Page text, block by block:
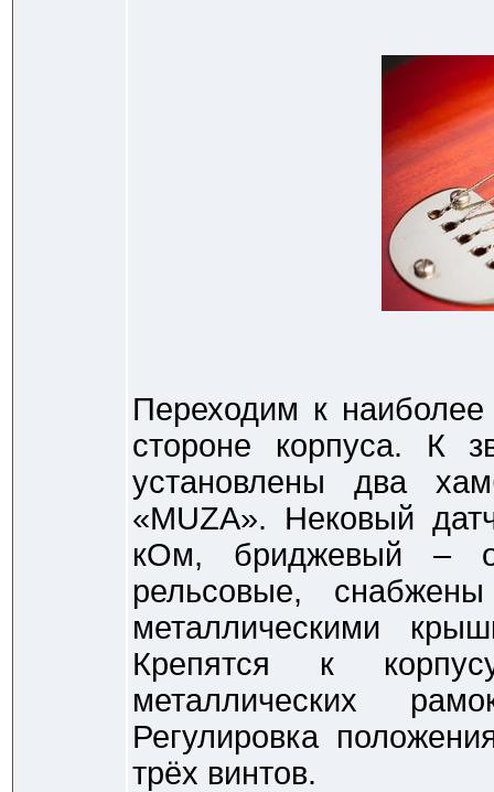
Переходим к
стороне корпуса. К
установлены два
«MUZA». Нековый
кОм, бриджевый –
рельсовые,
металлическими
Крепятся к
металлических
Регулировка
трёх винтов.